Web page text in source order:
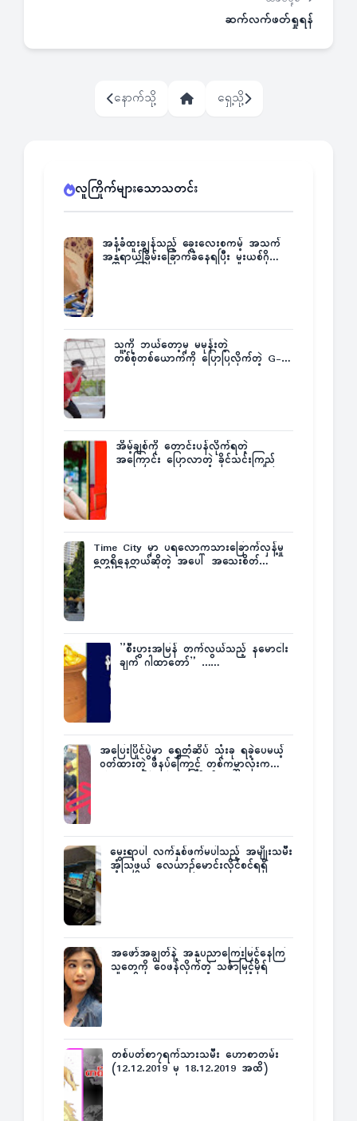
ဆက်လက်ဖတ်ရှုရန်
နောက်သို့ ရှေ့သို့
လူကြိုက်များသောသတင်း
အနံ့ခံထူးချွန်သည့် ခွေးလေးစကမ့် အသက်
အန္တရာယ်ခြိမ်းခြောက်ခံနေရပြီး မူးယစ်ဂိုဏ်း
သူ့ကို ဘယ်တော့မှ မမုန်းတဲ့
တစ်စုံတစ်ယောက်ကို ပြောပြလိုက်တဲ့ G-
အိမ့်ချစ်ကို တောင်းပန်လိုက်ရတဲ့
အကြောင်း ပြောလာတဲ့ ခိုင်သင်းကြည်
Time City မှာ ပရလောကသားခြောက်လှန့်မှု
တွေရှိနေတယ်ဆိုတဲ့ အပေါ် အသေးစိတ်
”စီးပွားအမြန် တက်လွယ်သည့် နမောငါး
ချက် ဂါထာတော်” ……
အပြေးပြိုင်ပွဲမှာ ရွှေတံဆိပ် သုံးခု ရခဲ့ပေမယ့်
ဝတ်ထားတဲ့ ဖိနပ်ကြောင့် တစ်ကမ္ဘာလုံးက
မွေးရာပါ လက်နှစ်ဖက်မပါသည့် အမျိုးသမီး
အံ့သြဖွယ် လေယာဉ်မောင်းလိုင်စင်ရရှိ
အဖော်အချွတ်နဲ့ အနုပညာကြေးမြင့်နေကြ
သူတွေကို ဝေဖန်လိုက်တဲ့ သင်္ဇာမြင့်မိုရ်
တစ်ပတ်စာ၇ရက်သားသမီး ဟောစာတမ်း
(12.12.2019 မှ 18.12.2019 အထိ)